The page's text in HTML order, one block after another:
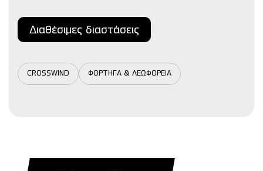
Διαθέσιμες διαστάσεις
CROSSWIND ΦΟΡΤΗΓΑ & ΛΕΩΦΟΡΕΙΑ